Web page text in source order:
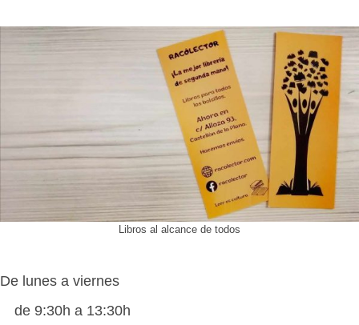
Libros al alcance de todos
De lunes a viernes
de 9:30h a 13:30h